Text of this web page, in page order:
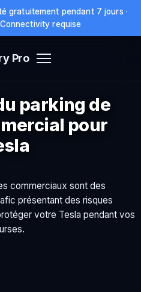
gratuitement pendant 7 jours ·
requise
Pro
parking de
pour
commerciaux sont des
présentant des risques
votre Tesla pendant vos